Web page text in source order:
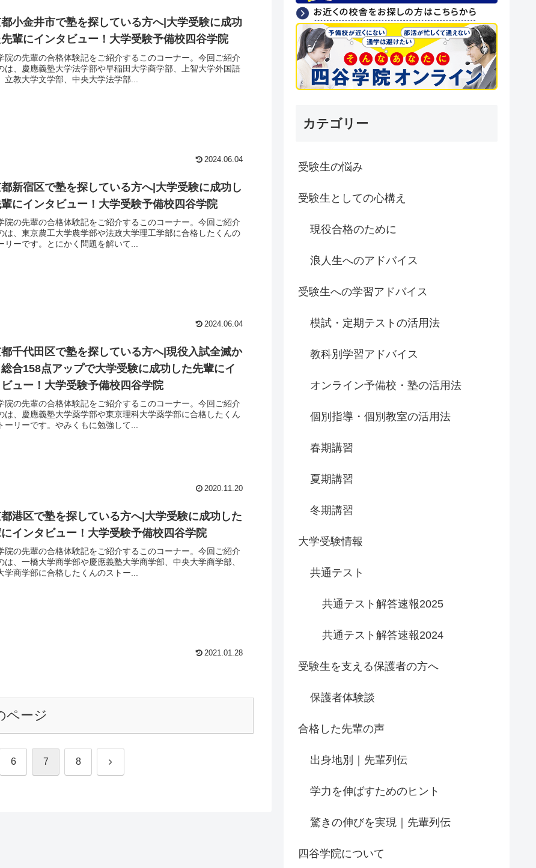
小金井市で塾を探している方へ|大学受験に成功
先輩にインタビュー！大学受験予備校四谷学院
院の先輩の合格体験記をご紹介するこのコーナー。今回ご紹介
は、慶應義塾大学法学部や早稲田大学商学部、上智大学外国語
立教大学文学部、中央大学法学部...
2024.06.04
新宿区で塾を探している方へ|大学受験に成功し
にインタビュー！大学受験予備校四谷学院
院の先輩の合格体験記をご紹介するこのコーナー。今回ご紹介
は、東京農工大学農学部や法政大学理工学部に合格したくんの
リーです。とにかく問題を解いて...
2024.06.04
千代田区で塾を探している方へ|現役入試全滅か
総合158点アップで大学受験に成功した先輩にイ
ュー！大学受験予備校四谷学院
院の先輩の合格体験記をご紹介するこのコーナー。今回ご紹介
は、慶應義塾大学薬学部や東京理科大学薬学部に合格したくん
ーリーです。やみくもに勉強して...
2020.11.20
港区で塾を探している方へ|大学受験に成功した
インタビュー！大学受験予備校四谷学院
院の先輩の合格体験記をご紹介するこのコーナー。今回ご紹介
は、一橋大学商学部や慶應義塾大学商学部、中央大学商学部、
学商学部に合格したくんのストー...
2021.01.28
ページ
6 7 8 次
カテゴリー
受験生の悩み
受験生としての心構え
現役合格のために
浪人生へのアドバイス
受験生への学習アドバイス
模試・定期テストの活用法
教科別学習アドバイス
オンライン予備校・塾の活用法
個別指導・個別教室の活用法
春期講習
夏期講習
冬期講習
大学受験情報
共通テスト
共通テスト解答速報2025
共通テスト解答速報2024
受験生を支える保護者の方へ
保護者体験談
合格した先輩の声
出身地別｜先輩列伝
学力を伸ばすためのヒント
驚きの伸びを実現｜先輩列伝
四谷学院について